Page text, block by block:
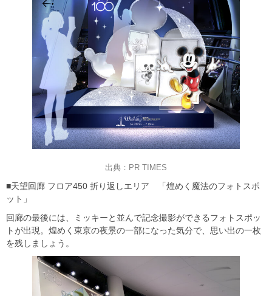
出典：PR TIMES
■天望回廊 フロア450 折り返しエリア 「煌めく魔法のフォトスポ
ット」
回廊の最後には、ミッキーと並んで記念撮影ができるフォトスポッ
トが出現。煌めく東京の夜景の一部になった気分で、思い出の一枚
を残しましょう。